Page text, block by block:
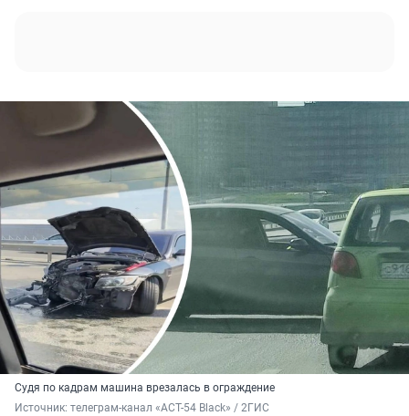
Судя по кадрам машина врезалась в ограждение
Источник: телеграм-канал «АСТ-54 Black» / 2ГИС